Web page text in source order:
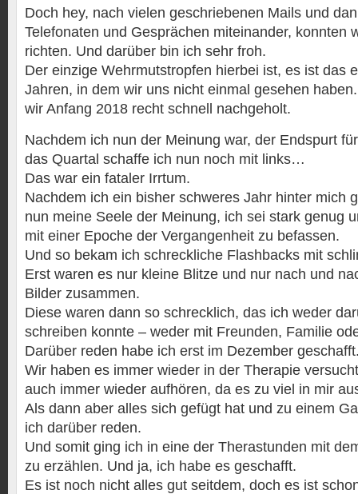
Doch hey, nach vielen geschriebenen Mails und
Telefonaten und Gesprächen miteinander, konnten
richten. Und darüber bin ich sehr froh.
Der einzige Wehrmutstropfen hierbei ist, es ist das
Jahren, in dem wir uns nicht einmal gesehen
wir Anfang 2018 recht schnell nachgeholt.
Nachdem ich nun der Meinung war, der Endspurt
das Quartal schaffe ich nun noch mit links…
Das war ein fataler Irrtum.
Nachdem ich ein bisher schweres Jahr hinter mich
nun meine Seele der Meinung, ich sei stark genug
mit einer Epoche der Vergangenheit zu befassen.
Und so bekam ich schreckliche Flashbacks mit
Erst waren es nur kleine Blitze und nur nach und
Bilder zusammen.
Diese waren dann so schrecklich, das ich weder
schreiben konnte – weder mit Freunden, Familie
Darüber reden habe ich erst im Dezember
Wir haben es immer wieder in der Therapie
auch immer wieder aufhören, da es zu viel in mir
Als dann aber alles sich gefügt hat und zu einem
ich darüber reden.
Und somit ging ich in eine der Therastunden mit
zu erzählen. Und ja, ich habe es geschafft.
Es ist noch nicht alles gut seitdem, doch es ist